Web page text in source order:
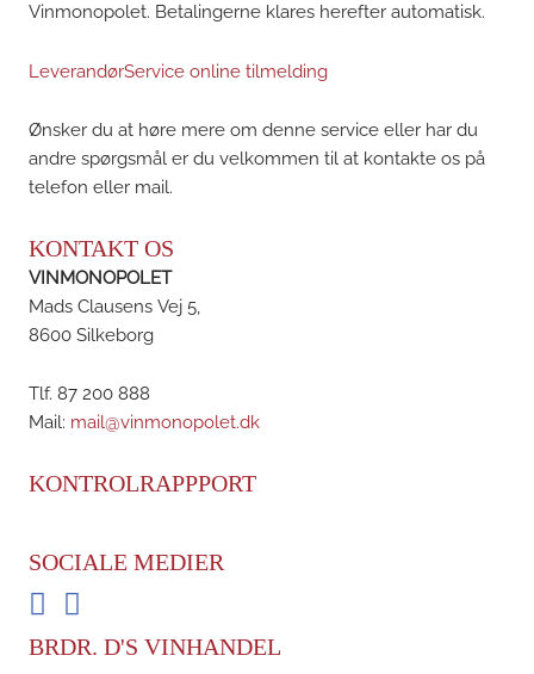
Vinmonopolet. Betalingerne klares herefter automatisk.
LeverandørService online tilmelding
Ønsker du at høre mere om denne service eller har du
andre spørgsmål er du velkommen til at kontakte os på
telefon eller mail.
KONTAKT OS
VINMONOPOLET
Mads Clausens Vej 5,
8600 Silkeborg
Tlf. 87 200 888
Mail: mail@vinmonopolet.dk
KONTROLRAPPPORT
SOCIALE MEDIER
FacebookInstagram
BRDR. D'S VINHANDEL